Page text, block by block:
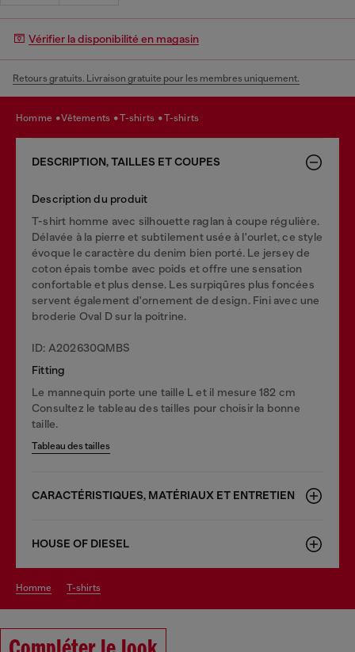
Vérifier la disponibilité en magasin
Retours gratuits. Livraison gratuite pour les membres uniquement.
homme vêtements t-shirts t-shirts
DESCRIPTION, TAILLES ET COUPES
Description du produit
T-shirt homme avec silhouette raglan à coupe régulière.
Délavée à la pierre et subtilement usée à l'ourlet, ce style
évoque le caractère du denim bien porté. Le jersey de
coton épais tombe avec poids et offre une sensation
confortable et plus dense. Les surpiqûres plus foncées
servent également d'ornement de design. Fini avec une
broderie Oval D sur la poitrine.
ID: A202630QMBS
Fitting
Le mannequin porte une taille L et il mesure 182 cm
Consultez le tableau des tailles pour choisir la bonne
taille.
Tableau des tailles
CARACTÉRISTIQUES, MATÉRIAUX ET ENTRETIEN
HOUSE OF DIESEL
homme t-shirts